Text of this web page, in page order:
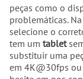
peças como o
problemáticas.
selecione o
tem um tablet
substituir uma
em 4K@30fps ou